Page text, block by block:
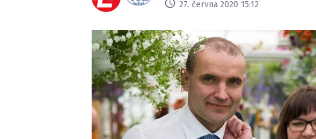
27. června 2020 15:12